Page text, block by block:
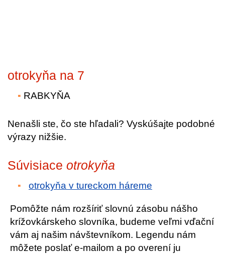
otrokyňa na 7
RABKYŇA
Nenašli ste, čo ste hľadali? Vyskúšajte podobné
výrazy nižšie.
Súvisiace otrokyňa
otrokyňa v tureckom háreme
Pomôžte nám rozšíriť slovnú zásobu nášho
krížovkárskeho slovníka, budeme veľmi vďační
vám aj našim návštevníkom. Legendu nám
môžete poslať e-mailom a po overení ju